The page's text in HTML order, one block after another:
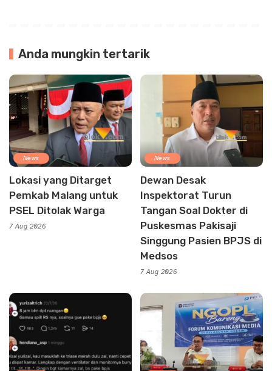
Anda mungkin tertarik
News
Lokasi yang Ditarget
Pemkab Malang untuk
PSEL Ditolak Warga
7 Aug 2026
News
Dewan Desak
Inspektorat Turun
Tangan Soal Dokter di
Puskesmas Pakisaji
Singgung Pasien BPJS di
Medsos
7 Aug 2026